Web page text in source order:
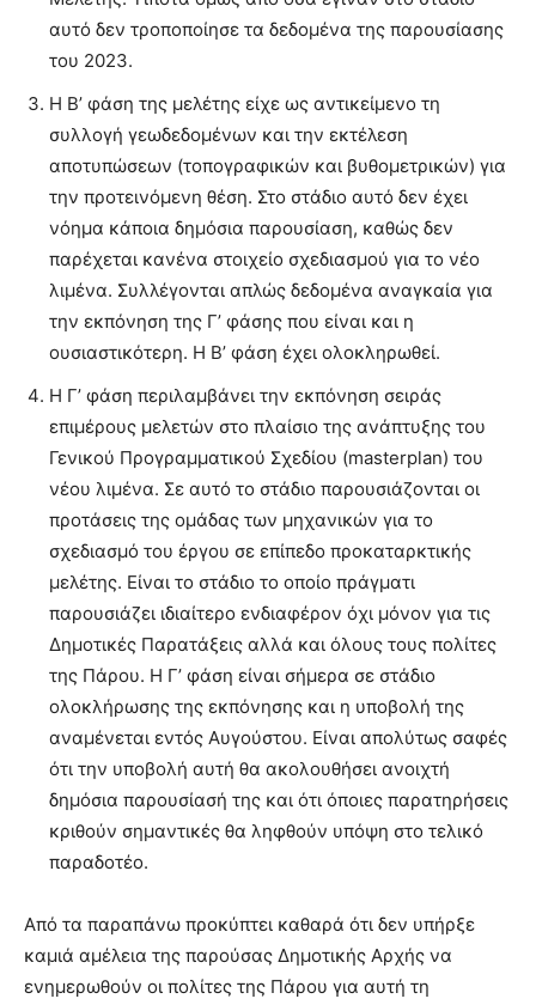
αυτό δεν τροποποίησε τα δεδομένα της παρουσίασης
του 2023.
Η Β’ φάση της μελέτης είχε ως αντικείμενο τη
συλλογή γεωδεδομένων και την εκτέλεση
αποτυπώσεων (τοπογραφικών και βυθομετρικών) για
την προτεινόμενη θέση. Στο στάδιο αυτό δεν έχει
νόημα κάποια δημόσια παρουσίαση, καθώς δεν
παρέχεται κανένα στοιχείο σχεδιασμού για το νέο
λιμένα. Συλλέγονται απλώς δεδομένα αναγκαία για
την εκπόνηση της Γ’ φάσης που είναι και η
ουσιαστικότερη. Η Β’ φάση έχει ολοκληρωθεί.
Η Γ’ φάση περιλαμβάνει την εκπόνηση σειράς
επιμέρους μελετών στο πλαίσιο της ανάπτυξης του
Γενικού Προγραμματικού Σχεδίου (masterplan) του
νέου λιμένα. Σε αυτό το στάδιο παρουσιάζονται οι
προτάσεις της ομάδας των μηχανικών για το
σχεδιασμό του έργου σε επίπεδο προκαταρκτικής
μελέτης. Είναι το στάδιο το οποίο πράγματι
παρουσιάζει ιδιαίτερο ενδιαφέρον όχι μόνον για τις
Δημοτικές Παρατάξεις αλλά και όλους τους πολίτες
της Πάρου. Η Γ’ φάση είναι σήμερα σε στάδιο
ολοκλήρωσης της εκπόνησης και η υποβολή της
αναμένεται εντός Αυγούστου. Είναι απολύτως σαφές
ότι την υποβολή αυτή θα ακολουθήσει ανοιχτή
δημόσια παρουσίασή της και ότι όποιες παρατηρήσεις
κριθούν σημαντικές θα ληφθούν υπόψη στο τελικό
παραδοτέο.
Από τα παραπάνω προκύπτει καθαρά ότι δεν υπήρξε
καμιά αμέλεια της παρούσας Δημοτικής Αρχής να
ενημερωθούν οι πολίτες της Πάρου για αυτή τη